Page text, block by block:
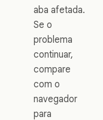
aba afetada.
Se o
problema
continuar,
compare
com o
navegador
para